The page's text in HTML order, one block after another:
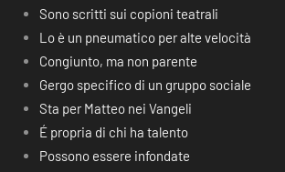
Sono scritti sui copioni teatrali
Lo è un pneumatico per alte velocità
Congiunto, ma non parente
Gergo specifico di un gruppo sociale
Sta per Matteo nei Vangeli
É propria di chi ha talento
Possono essere infondate